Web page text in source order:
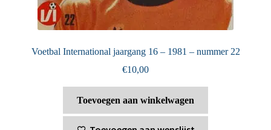
Voetbal International jaargang 16 – 1981 – nummer 22
€10,00
Toevoegen aan winkelwagen